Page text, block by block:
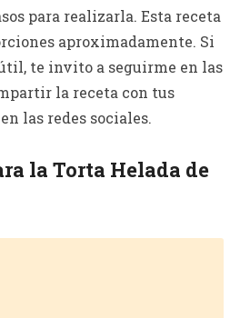
para realizarla. Esta receta
aproximadamente. Si
te invito a seguirme en las
la receta con tus
las redes sociales.
la Torta Helada de